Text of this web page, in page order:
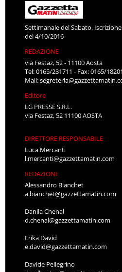
Settimanale del Sabato.
del 4/10/2016
REDAZIONE
via Festaz, 52 - 11100 Aosta
Tel: 0165/231711 - Fax: 0165/
Mail:
Editore
LG PRESSE S.R.L.
via Festaz, 52 11100 AOSTA
DIRETTORE RESPONSABILE
Luca Mercanti
l.mercanti@gazzettamatin.com
REDAZIONE
Alessandro Bianchet
a.bianchet@gazzettamatin.com
Danila Chenal
d.chenal@gazzettamatin.com
Erika David
e.david@gazzettamatin.com
Davide Pellegrino